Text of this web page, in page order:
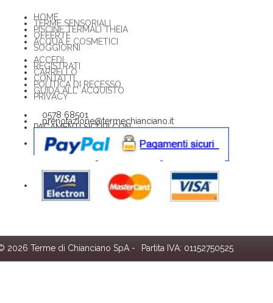
HOME
TERME SENSORIALI
PISCINE TERMALI THEIA
OFFERTE
ACQUA E COSMETICI
SOGGIORNI
ACCEDI
REGISTRATI
CARRELLO
CONTATTI
POLITICA DI RECESSO
GUIDA ALL' ACQUISTO
PRIVACY
0578 68501
prenotazione@termechianciano.it
PAGAMENTI SICURI CON
2026 Terme di Chianciano SpA - Partita IVA: 01152750525